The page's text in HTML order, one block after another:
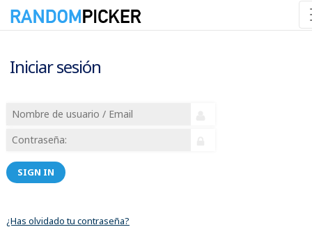
Iniciar sesión
SIGN IN
¿Has olvidado tu contraseña?